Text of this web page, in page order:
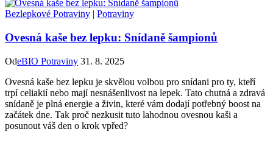
Bezlepkové Potraviny | Potraviny
Ovesná kaše bez lepku: Snídaně šampionů
OdeBIO Potraviny 31. 8. 2025
Ovesná kaše bez lepku je skvělou volbou pro snídani pro ty, kteří
trpí celiakií nebo mají nesnášenlivost na lepek. Tato chutná a zdravá
snídaně je plná energie a živin, které vám dodají potřebný boost na
začátek dne. Tak proč nezkusit tuto lahodnou ovesnou kaši a
posunout váš den o krok vpřed?